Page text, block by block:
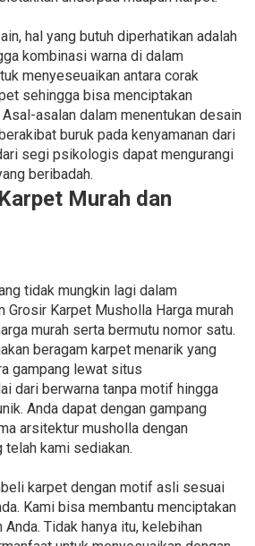
hal yang butuh diperhatikan adalah
kombinasi warna di dalam
menyeseuaikan antara corak
sehingga bisa menciptakan
asalan dalam menentukan desain
buruk pada kenyamanan dari
segi psikologis dapat mengurangi
beribadah.
Murah dan
tidak mungkin lagi dalam
Grosir Karpet Musholla Harga murah
murah serta bermutu nomor satu.
beragam karpet menarik yang
gampang lewat situs
dari berwarna tanpa motif hingga
Anda dapat dengan gampang
arsitektur musholla dengan
telah kami sediakan.
karpet dengan motif asli sesuai
Kami bisa membantu menciptakan
Tidak hanya itu, kelebihan